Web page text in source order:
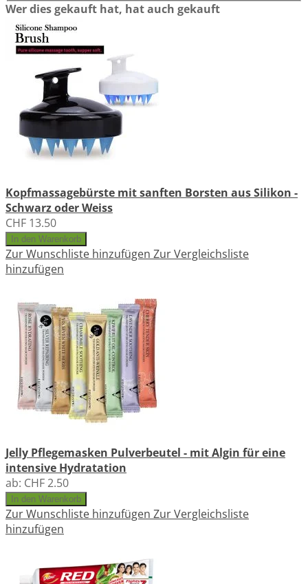
Wer dies gekauft hat, hat auch gekauft
Kopfmassagebürste mit sanften Borsten aus Silikon -
Schwarz oder Weiss
CHF 13.50
In den Warenkorb
Zur Wunschliste hinzufügen Zur Vergleichsliste
hinzufügen
Jelly Pflegemasken Pulverbeutel - mit Algin für eine
intensive Hydratation
ab: CHF 2.50
In den Warenkorb
Zur Wunschliste hinzufügen Zur Vergleichsliste
hinzufügen